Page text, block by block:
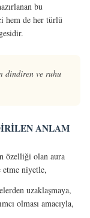
bu
hem de her türlü
dindiren ve ruhu
ANLAM
özelliği olan aura
niyetle,
uzaklaşmaya,
olması amacıyla,